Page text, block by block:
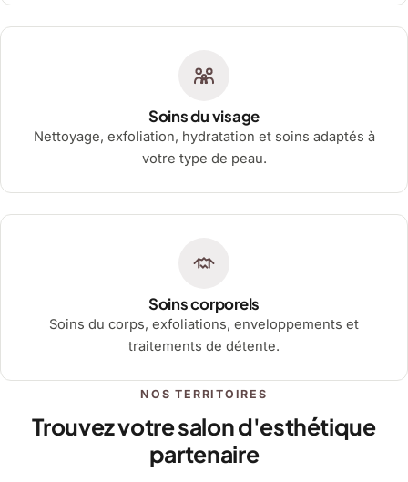
Soins du visage
Nettoyage, exfoliation, hydratation et soins adaptés à
votre type de peau.
Soins corporels
Soins du corps, exfoliations, enveloppements et
traitements de détente.
NOS TERRITOIRES
Trouvez votre salon d'esthétique
partenaire